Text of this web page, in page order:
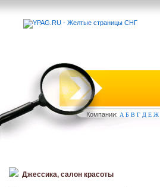
Компании: А Б В Г Д Е Ж
Джессика, салон красоты